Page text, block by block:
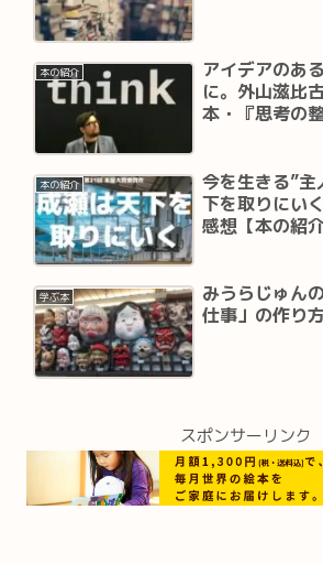
本の紹介
アイデアのあ
に。外山滋比
本・『思考の
本の紹介
今を生きる”主
下を取りにい
感想【本の紹介
学ぶ本
みうらじゅん
仕事」の作り方
スポンサーリンク